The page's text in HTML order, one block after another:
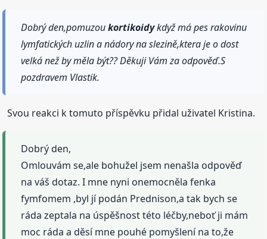
Dobrý den,pomuzoukortikoidykdyž má pes rakovinu
lymfatických uzlin a nádory na slezině,ktera je o dost
velká než by měla být?? Děkuji Vám za odpověď.S
pozdravem Vlastik.
Svou reakci k tomuto příspěvku přidal uživatel Kristina.
Dobrý den,
Omlouvám se,ale bohužel jsem nenašla odpověď
na váš dotaz. I mne nyni onemocněla fenka
fymfomem ,byl jí podán Prednison,a tak bych se
ráda zeptala na úspěšnost této léčby,neboť ji mám
moc ráda a děsí mne pouhé pomyšlení na to,že